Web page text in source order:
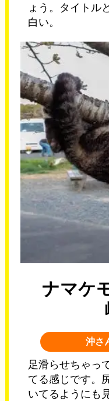
ょう。タイトル
白い。
ナマケ
沖さ
足滑らせちゃっ
てる感じです。
いてるようにも